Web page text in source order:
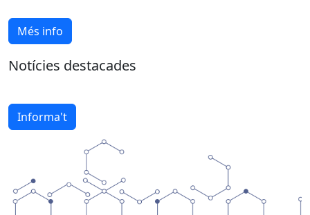
Més info
Notícies destacades
Informa't